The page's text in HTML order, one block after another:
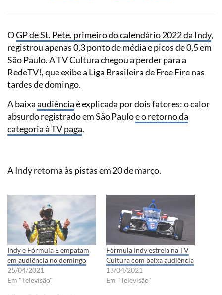
OGP de St. Pete, primeiro do calendário 2022 da Indy,
registrou apenas 0,3 ponto de média e picos de 0,5 em
São Paulo. A TV Cultura chegou a perder para a
RedeTV!, que exibe a Liga Brasileira de Free Fire nas
tardes de domingo.
A baixaaudiênciaé explicada por dois fatores: o calor
absurdo registrado em São Pauloe o retorno da
categoria à TV paga.
A Indy retorna às pistas em 20 de março.
Indy e Fórmula E empatam
em audiência no domingo
25/04/2021
Em "Televisão"
Fórmula Indy estreia na TV
Cultura com baixa audiência
18/04/2021
Em "Televisão"